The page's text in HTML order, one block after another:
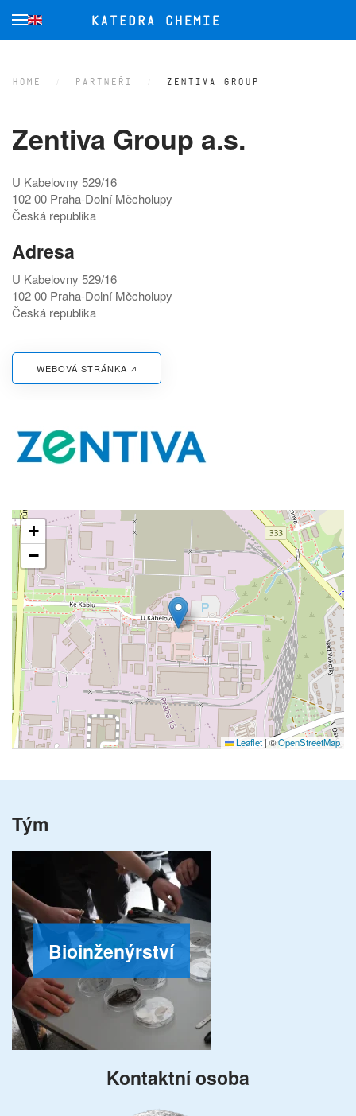
Přejít na hlavní obsah
HOME PARTNEŘI ZENTIVA GROUP
Zentiva Group a.s.
U Kabelovny 529/16
102 00 Praha-Dolní Měcholupy
Česká republika
Adresa
U Kabelovny 529/16
102 00 Praha-Dolní Měcholupy
Česká republika
WEBOVÁ STRÁNKA 🡥
+
−
Leaflet | ©OpenStreetMap
Tým
Bioinženýrství
Kontaktní osoba